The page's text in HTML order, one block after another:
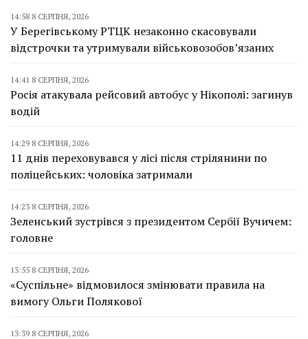
14:58 8 СЕРПНЯ, 2026
У Берегівському РТЦК незаконно скасовували
відстрочки та утримували військовозобов’язаних
14:41 8 СЕРПНЯ, 2026
Росія атакувала рейсовий автобус у Нікополі: загинув
водій
14:29 8 СЕРПНЯ, 2026
11 днів переховувався у лісі після стрілянини по
поліцейських: чоловіка затримали
14:23 8 СЕРПНЯ, 2026
Зеленський зустрівся з президентом Сербії Вучичем:
головне
13:55 8 СЕРПНЯ, 2026
«Суспільне» відмовилося змінювати правила на
вимогу Ольги Полякової
13:39 8 СЕРПНЯ, 2026